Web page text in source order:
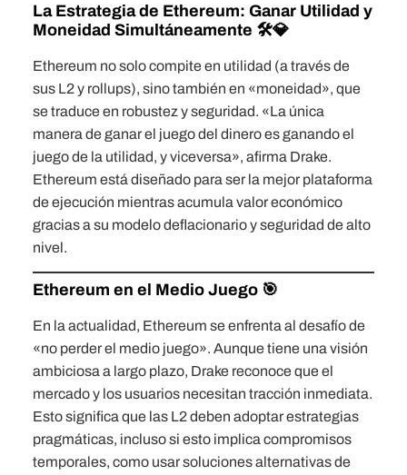
La Estrategia de Ethereum: Ganar Utilidad y
Moneidad Simultáneamente 🛠️💎
Ethereum no solo compite en utilidad (a través de
sus L2 y rollups), sino también en «moneidad», que
se traduce en robustez y seguridad. «La única
manera de ganar el juego del dinero es ganando el
juego de la utilidad, y viceversa», afirma Drake.
Ethereum está diseñado para ser la mejor plataforma
de ejecución mientras acumula valor económico
gracias a su modelo deflacionario y seguridad de alto
nivel.
Ethereum en el Medio Juego 🎯
En la actualidad, Ethereum se enfrenta al desafío de
«no perder el medio juego». Aunque tiene una visión
ambiciosa a largo plazo, Drake reconoce que el
mercado y los usuarios necesitan tracción inmediata.
Esto significa que las L2 deben adoptar estrategias
pragmáticas, incluso si esto implica compromisos
temporales, como usar soluciones alternativas de